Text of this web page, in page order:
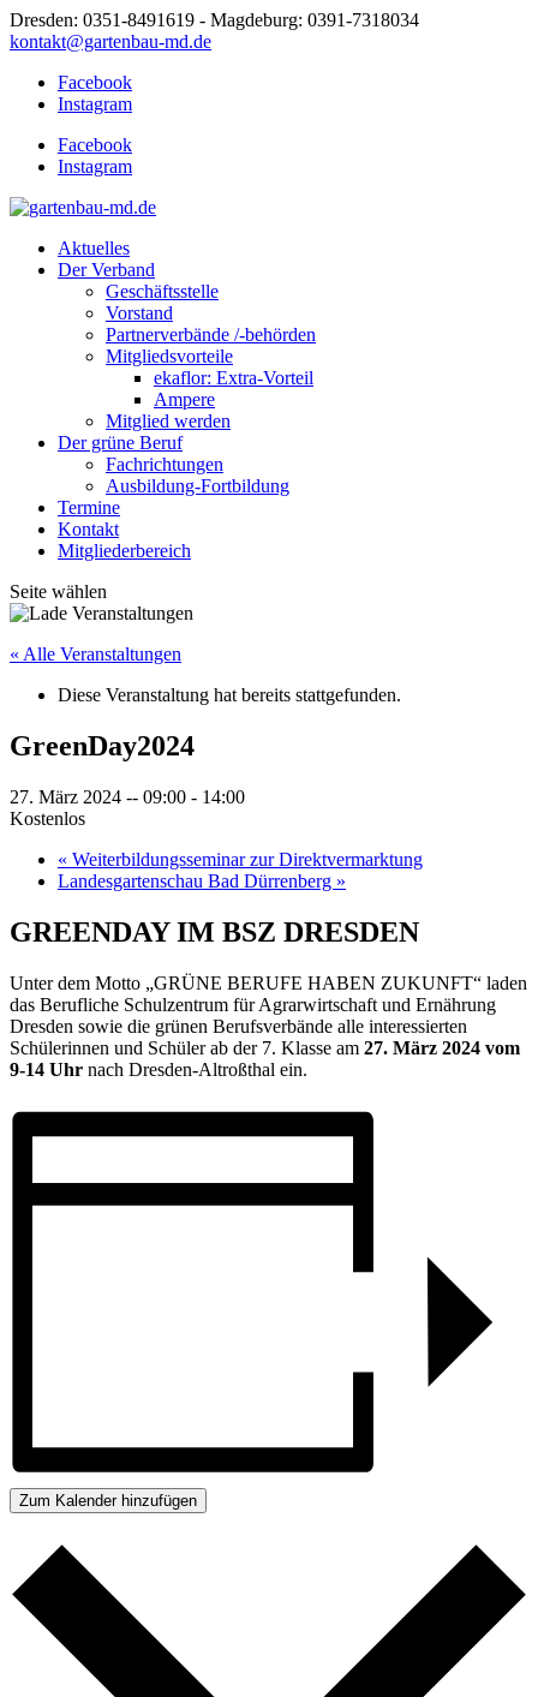
Dresden: 0351-8491619 - Magdeburg: 0391-7318034
kontakt@gartenbau-md.de
Facebook
Instagram
Facebook
Instagram
Aktuelles
Der Verband
Geschäftsstelle
Vorstand
Partnerverbände /-behörden
Mitgliedsvorteile
ekaflor: Extra-Vorteil
Ampere
Mitglied werden
Der grüne Beruf
Fachrichtungen
Ausbildung-Fortbildung
Termine
Kontakt
Mitgliederbereich
Seite wählen
« Alle Veranstaltungen
Diese Veranstaltung hat bereits stattgefunden.
GreenDay2024
27. März 2024 -- 09:00 - 14:00
Kostenlos
« Weiterbildungsseminar zur Direktvermarktung
Landesgartenschau Bad Dürrenberg »
GREENDAY IM BSZ DRESDEN
Unter dem Motto „GRÜNE BERUFE HABEN ZUKUNFT“ laden
das Berufliche Schulzentrum für Agrarwirtschaft und Ernährung
Dresden sowie die grünen Berufsverbände alle interessierten
Schülerinnen und Schüler ab der 7. Klasse am 27. März 2024 vom
9-14 Uhr nach Dresden-Altroßthal ein.
Zum Kalender hinzufügen